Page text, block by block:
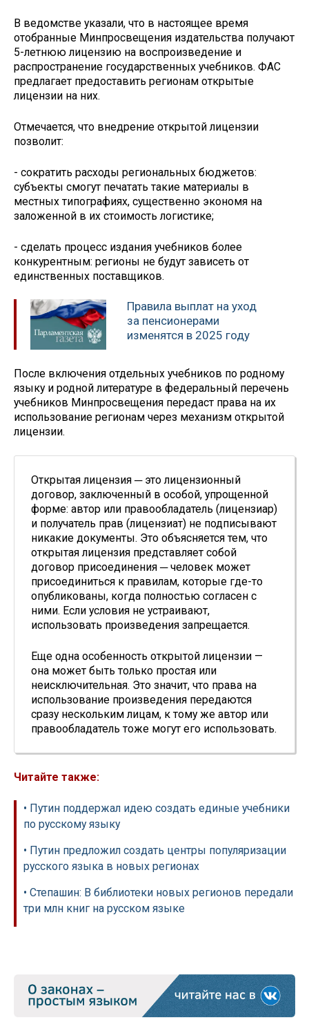
В ведомстве указали, что в настоящее время
отобранные Минпросвещения издательства получают
5-летнюю лицензию на воспроизведение и
распространение государственных учебников. ФАС
предлагает предоставить регионам открытые
лицензии на них.
Отмечается, что внедрение открытой лицензии
позволит:
- сократить расходы региональных бюджетов:
субъекты смогут печатать такие материалы в
местных типографиях, существенно экономя на
заложенной в их стоимость логистике;
- сделать процесс издания учебников более
конкурентным: регионы не будут зависеть от
единственных поставщиков.
Правила выплат на уход
за пенсионерами
изменятся в 2025 году
После включения отдельных учебников по родному
языку и родной литературе в федеральный перечень
учебников Минпросвещения передаст права на их
использование регионам через механизм открытой
лицензии.
Открытая лицензия ─ это лицензионный
договор, заключенный в особой, упрощенной
форме: автор или правообладатель (лицензиар)
и получатель прав (лицензиат) не подписывают
никакие документы. Это объясняется тем, что
открытая лицензия представляет собой
договор присоединения ─ человек может
присоединиться к правилам, которые где-то
опубликованы, когда полностью согласен с
ними. Если условия не устраивают,
использовать произведения запрещается.
Еще одна особенность открытой лицензии —
она может быть только простая или
неисключительная. Это значит, что права на
использование произведения передаются
сразу нескольким лицам, к тому же автор или
правообладатель тоже могут его использовать.
Читайте также:
• Путин поддержал идею создать единые учебники
по русскому языку
• Путин предложил создать центры популяризации
русского языка в новых регионах
• Степашин: В библиотеки новых регионов передали
три млн книг на русском языке